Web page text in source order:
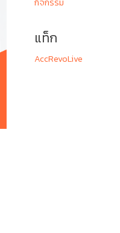
แท็ก
AccRevoLive